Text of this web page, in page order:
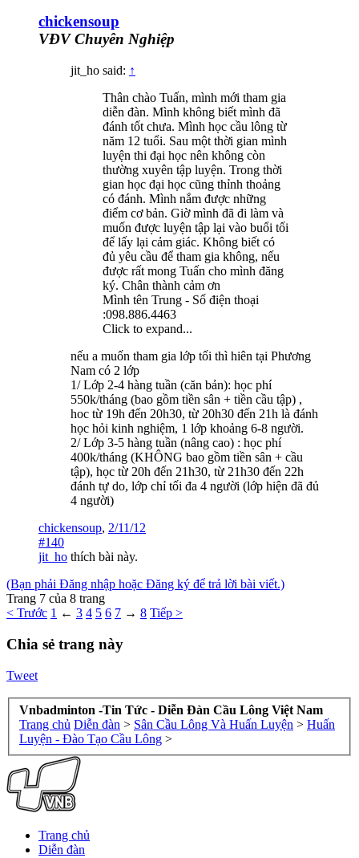
chickensoup
VĐV Chuyên Nghiệp
jit_ho said: ↑
Thân chào Tuấn, mình mới tham gia
diễn đàn. Mình không biết mình đã
đánh tốt chưa. Mình học cầu lông từ
năm 12 tuổi. Sau một thời gian mình
luyện thi đại học nên không còn
thường xuyên tập luyện. Trong thời
gian học đại học cũng thỉnh thoảng
có đánh. Mình nắm được những
điểm cơ bản. Giờ mình đã đi làm và
muốn được luyện tập lại vào buổi tối
để lấy lại cảm giác. Không biết có
đủ yêu cầu để tham gia không, nếu
được rất mong Tuấn cho mình đăng
ký. Chân thành cảm ơn
Mình tên Trung - Số điện thoại
:098.886.4463
Click to expand...
nếu a muốn tham gia lớp tối thì hiên tại Phương
Nam có 2 lớp
1/ Lớp 2-4 hàng tuần (căn bản): học phí
550k/tháng (bao gồm tiền sân + tiền cầu tập) ,
hoc từ 19h đến 20h30, từ 20h30 đến 21h là đánh
học hỏi kinh nghiệm, 1 lớp khoảng 6-8 người.
2/ Lớp 3-5 hàng tuần (nâng cao) : học phí
400k/tháng (KHÔNG bao gồm tiền sân + cầu
tập), học từ 20h đến 21h30, từ 21h30 đến 22h
đánh tự do, lớp chỉ tối đa 4 người (lớp hiện đã đủ
4 người)
chickensoup, 2/11/12
#140
jit_ho thích bài này.
(Bạn phải Đăng nhập hoặc Đăng ký để trả lời bài viết.)
Trang 7 của 8 trang
< Trước 1 ← 3 4 5 6 7 → 8 Tiếp >
Chia sẻ trang này
Tweet
Vnbadminton -Tin Tức - Diễn Đàn Cầu Lông Việt Nam
Trang chủ Diễn đàn > Sân Cầu Lông Và Huấn Luyện > Huấn
Luyện - Đào Tạo Cầu Lông >
Trang chủ
Diễn đàn